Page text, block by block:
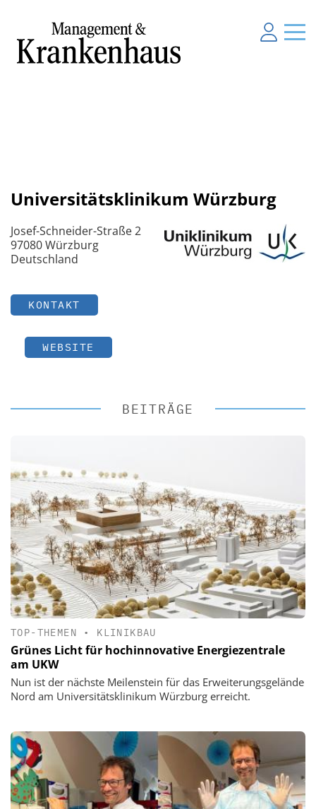
Universitätsklinikum Würzburg
Josef-Schneider-Straße 2
97080 Würzburg
Deutschland
KONTAKT
WEBSITE
BEITRÄGE
TOP-THEMEN • KLINIKBAU
Grünes Licht für hochinnovative Energiezentrale
am UKW
Nun ist der nächste Meilenstein für das Erweiterungsgelände
Nord am Universitätsklinikum Würzburg erreicht.